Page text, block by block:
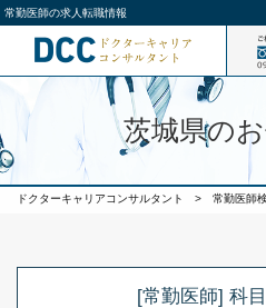
常勤医師の求人転職情報
茨城県の
ドクターキャリアコンサルタント > 常勤医師
[常勤医師] 科目